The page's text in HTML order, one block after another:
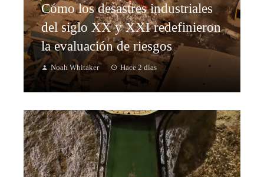
Cómo los desastres industriales
del siglo XX y XXI redefinieron
la evaluación de riesgos
Noah Whitaker Hace 2 días